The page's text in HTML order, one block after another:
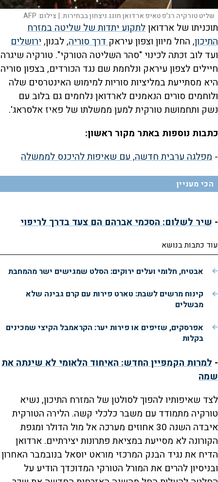
שליט טורקיה רג'פ טאיפ ארדואן חוגג ניצחון בבחירות. | צילום:AFP
תוכניתו של ארדואןלתקוע יתדות של שליטה במזרח
התיכון, החל מיוון וצפון עיראקדרך סוריה, לבנון,ירושלים
ועד לוב זכתה לכינוי "סהר השליטה הטורקי". טורקיה שיגרה
חיילים לצפון עיראק ונלחמת שם נגד הכורדים, בצפון סוריה
היא מסתייעת במליציות סוריות למימוש האינטרסים שלה
ולוחמים סורים הנאמנים לארדואן נלחמים גם בלוב עם
נשק ותחמושת טורקית למען ממשלתו של פאיז אלסראג'.
כתבות נוספות באתר מקור ראשון:
- מפלגה ערבית חדשה, עם שאיפות להיכנס לממשלה
הכי מעניין
- שיר לשלום: הסכמי אברהם הם צעד בדרך לריפוי
עוד כתבות בנושא
אבטיח, חלומי ועלים ירוקים: הסלט שמגישים ישר מהמחבת
קינוח מרשים לשבת: טארט פירות עם קרם גבינה שלא
מבשלים
אפרסקים, שזיפים או פירות יער: הקראמבל הקיצי שמכינים
בקלות
- למרות הקמפיין החדש: האיחוד הלאומי לא שינתה את
שמה
לצד שאיפותיו להפוך לסולטן של המזרח התיכון, נשיא
טורקיה מתמודד עם משבר כלכלי קשה. הלירה הטורקית
איבדה השנה 30 אחוזים מערכה אל מול הדולר ומגפת
הקורונה לא מסייעת במציאת פתרונות יצירתיים. ארדואן
הדיח את נגיד הבנק המרכזי מוראט יוסאל בנובמבר האחרון
ובניסיון להרים את המורל הטורקי המדוכדך הודיע על